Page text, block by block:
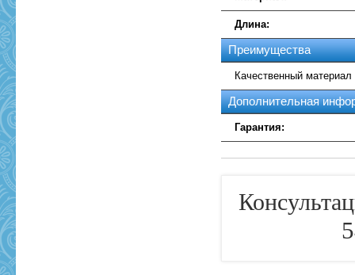
Длина:
Преимущества
Качественный материал
Дополнительная
Гарантия: